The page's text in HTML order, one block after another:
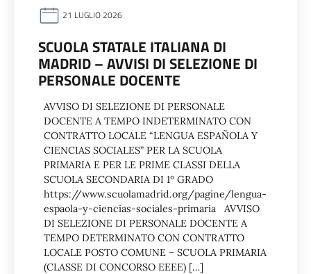
21 LUGLIO 2026
SCUOLA STATALE ITALIANA DI
MADRID – AVVISI DI SELEZIONE DI
PERSONALE DOCENTE
AVVISO DI SELEZIONE DI PERSONALE
DOCENTE A TEMPO INDETERMINATO CON
CONTRATTO LOCALE “LENGUA ESPAÑOLA Y
CIENCIAS SOCIALES” PER LA SCUOLA
PRIMARIA E PER LE PRIME CLASSI DELLA
SCUOLA SECONDARIA DI 1º GRADO
https://www.scuolamadrid.org/pagine/lengua-
espaola-y-ciencias-sociales-primaria AVVISO
DI SELEZIONE DI PERSONALE DOCENTE A
TEMPO DETERMINATO CON CONTRATTO
LOCALE POSTO COMUNE – SCUOLA PRIMARIA
(CLASSE DI CONCORSO EEEE) […]